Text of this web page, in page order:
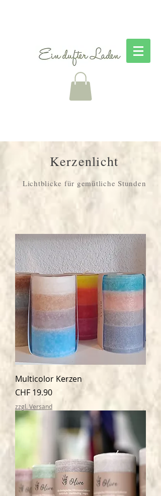
Kerzenlicht
Lichtblicke für gemütliche Stunden
Multicolor Kerzen
Preis
CHF 19.90
zzgl. Versand